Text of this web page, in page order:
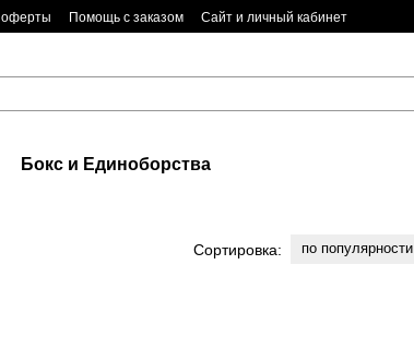
оферты Помощь с заказом Сайт и личный кабинет
Бокс и Единоборства
Сортировка: по популярности